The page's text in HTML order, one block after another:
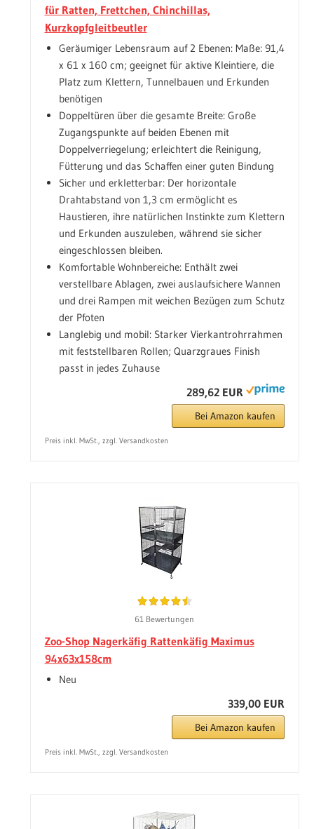
für Ratten, Frettchen, Chinchillas,
Kurzkopfgleitbeutler
Geräumiger Lebensraum auf 2 Ebenen: Maße: 91,4
x 61 x 160 cm; geeignet für aktive Kleintiere, die
Platz zum Klettern, Tunnelbauen und Erkunden
benötigen
Doppeltüren über die gesamte Breite: Große
Zugangspunkte auf beiden Ebenen mit
Doppelverriegelung; erleichtert die Reinigung,
Fütterung und das Schaffen einer guten Bindung
Sicher und erkletterbar: Der horizontale
Drahtabstand von 1,3 cm ermöglicht es
Haustieren, ihre natürlichen Instinkte zum Klettern
und Erkunden auszuleben, während sie sicher
eingeschlossen bleiben.
Komfortable Wohnbereiche: Enthält zwei
verstellbare Ablagen, zwei auslaufsichere Wannen
und drei Rampen mit weichen Bezügen zum Schutz
der Pfoten
Langlebig und mobil: Starker Vierkantrohrrahmen
mit feststellbaren Rollen; Quarzgraues Finish
passt in jedes Zuhause
289,62 EUR
Bei Amazon kaufen
Preis inkl. MwSt., zzgl. Versandkosten
61 Bewertungen
Zoo-Shop Nagerkäfig Rattenkäfig Maximus
94x63x158cm
Neu
339,00 EUR
Bei Amazon kaufen
Preis inkl. MwSt., zzgl. Versandkosten